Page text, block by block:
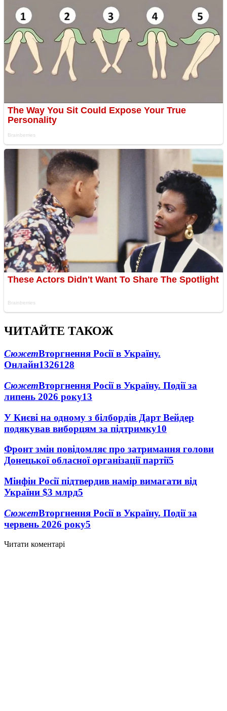
ЧИТАЙТЕ ТАКОЖ
СюжетВторгнення Росії в Україну.
Онлайн1326128
СюжетВторгнення Росії в Україну. Події за
липень 2026 року13
У Києві на одному з білбордів Дарт Вейдер
подякував виборцям за підтримку10
Фронт змін повідомляє про затримання голови
Донецької обласної організації партії5
Мінфін Росії підтвердив намір вимагати від
України $3 млрд5
СюжетВторгнення Росії в Україну. Події за
червень 2026 року5
Читати коментарі